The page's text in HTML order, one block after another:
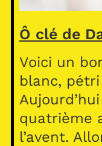
Ô clé de
Voici un
blanc,
quatrième
l’avent.